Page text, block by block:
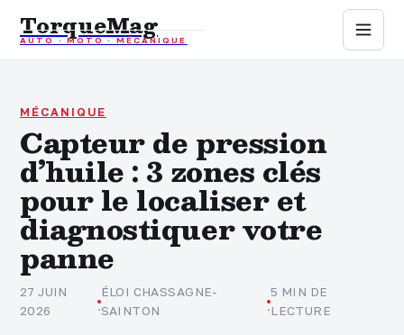
TorqueMag
AUTO · MOTO · MÉCANIQUE
Auto
Moto
Mécanique
Sports mécaniques
Assurance
MÉCANIQUE
Capteur de pression
d’huile : 3 zones clés
pour le localiser et
diagnostiquer votre
panne
27 JUIN
2026
·
ÉLOI CHASSAGNE-
SAINTON
·
5 MIN DE
LECTURE